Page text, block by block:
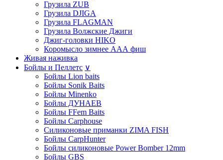
Грузила ZUB
Грузила DJIGA
Грузила FLAGMAN
Грузила Волжские Джиги
Джиг-головки HIKO
Коромысло зимнее ААА фиш
Живая наживка
Бойлы и Пеллетс ∨
Бойлы Lion baits
Бойлы Sonik Baits
Бойлы Minenko
Бойлы ДУНАЕВ
Бойлы FFem Baits
Бойлы Carphouse
Силиконовые приманки ZIMA FISH
Бойлы CarpHunter
Бойлы силиконовые Power Bomber 12mm
Бойлы GBS